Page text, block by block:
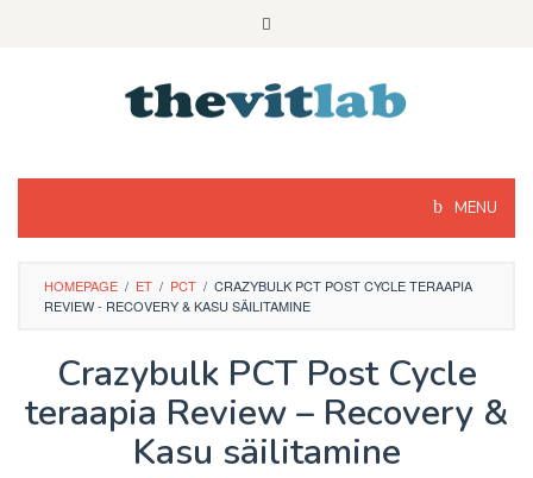
MENU
HOMEPAGE / ET / PCT / CRAZYBULK PCT POST CYCLE TERAAPIA
REVIEW - RECOVERY & KASU SÄILITAMINE
Crazybulk PCT Post Cycle
teraapia Review – Recovery &
Kasu säilitamine